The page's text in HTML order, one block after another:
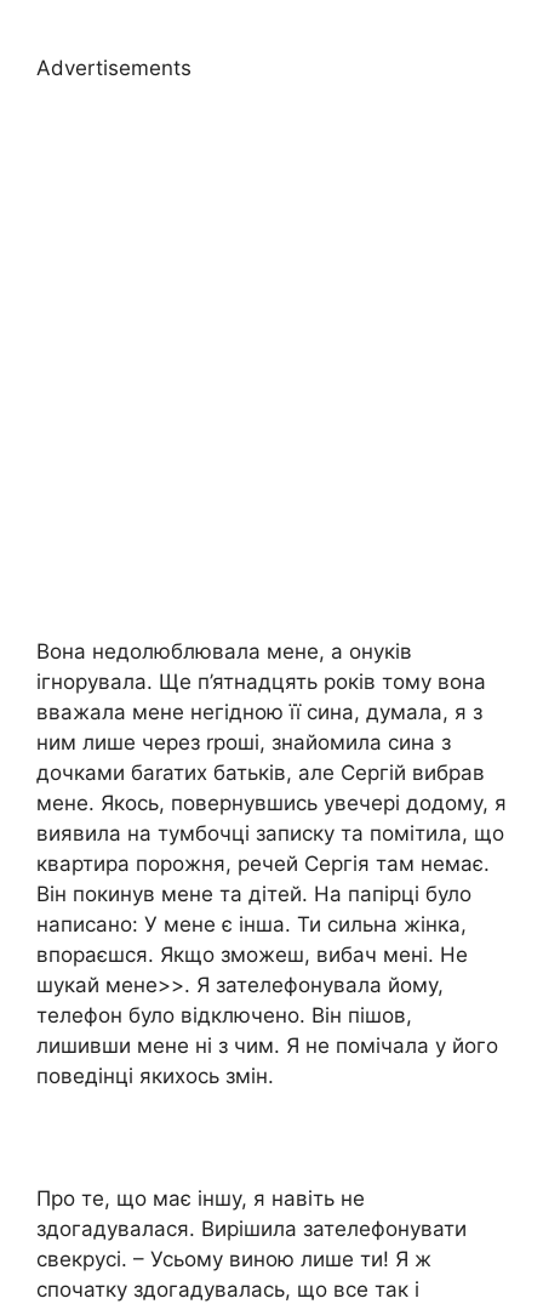
Advertisements
Вона недолюблювала мене, а онуків
ігнорувала. Ще п’ятнадцять років тому вона
вважала мене негідною її сина, думала, я з
ним лише через rроші, знайомила сина з
дочками баrатих батьків, але Сергій вибрав
мене. Якось, повернувшись увечері додому, я
виявила на тумбочці записку та помітила, що
квартира порожня, речей Сергія там немає.
Він покинув мене та дітей. На папірці було
написано: У мене є інша. Ти сильна жінка,
впораєшся. Якщо зможеш, вибач мені. Не
шукай мене>>. Я зателефонувала йому,
телефон було відключено. Він пішов,
лишивши мене ні з чим. Я не помічала у його
поведінці якихось змін.
Про те, що має іншу, я навіть не
здогадувалася. Вирішила зателефонувати
свекрусі. – Усьому виною лише ти! Я ж
спочатку здогадувалась, що все так і